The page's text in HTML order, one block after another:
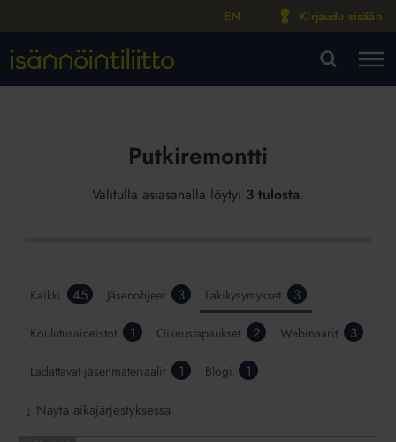
EN Kirjaudu sisään
Putkiremontti
Valitulla asiasanalla löytyi 3 tulosta.
Kaikki 45 Jäsenohjeet 3 Lakikysymykset 3
Koulutusaineistot 1 Oikeustapaukset 2 Webinaarit 3
Ladattavat jäsenmateriaalit 1 Blogi 1
↓ Näytä aikajärjestyksessä